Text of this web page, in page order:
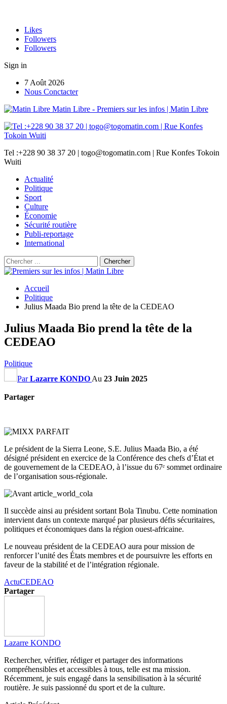
Likes
Followers
Followers
Sign in
7 Août 2026
Nous Conctacter
Matin Libre - Premiers sur les infos | Matin Libre
Tel :+228 90 38 37 20 | togo@togomatin.com | Rue Konfes Tokoin
Wuiti
Actualité
Politique
Sport
Culture
Économie
Sécurité routière
Publi-reportage
International
Accueil
Politique
Julius Maada Bio prend la tête de la CEDEAO
Julius Maada Bio prend la tête de la
CEDEAO
Politique
ParLazarre KONDO Au 23 Juin 2025
Partager
Le président de la Sierra Leone, S.E. Julius Maada Bio, a été
désigné président en exercice de la Conférence des chefs d’État et
de gouvernement de la CEDEAO, à l’issue du 67ᵉ sommet ordinaire
de l’organisation sous-régionale.
Il succède ainsi au président sortant Bola Tinubu. Cette nomination
intervient dans un contexte marqué par plusieurs défis sécuritaires,
politiques et économiques dans la région ouest-africaine.
Le nouveau président de la CEDEAO aura pour mission de
renforcer l’unité des États membres et de poursuivre les efforts en
faveur de la stabilité et de l’intégration régionale.
ActuCEDEAO
Partager
Lazarre KONDO
Rechercher, vérifier, rédiger et partager des informations
compréhensibles et accessibles à tous, telle est ma mission.
Récemment, je suis engagé dans la sensibilisation à la sécurité
routière. Je suis passionné du sport et de la culture.